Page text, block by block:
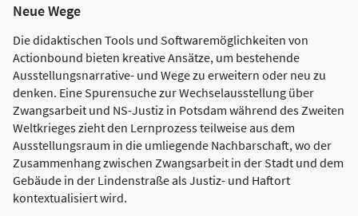
Neue Wege
Die didaktischen Tools und Softwaremöglichkeiten von
Actionbound bieten kreative Ansätze, um bestehende
Ausstellungsnarrative- und Wege zu erweitern oder neu zu
denken. Eine Spurensuche zur Wechselausstellung über
Zwangsarbeit und NS-Justiz in Potsdam während des Zweiten
Weltkrieges zieht den Lernprozess teilweise aus dem
Ausstellungsraum in die umliegende Nachbarschaft, wo der
Zusammenhang zwischen Zwangsarbeit in der Stadt und dem
Gebäude in der Lindenstraße als Justiz- und Haftort
kontextualisiert wird.